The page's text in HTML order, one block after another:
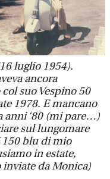
luglio 1954).
ancora
suo Vespino 50
1978. E mancano
anni ‘80 (mi pare…)
sul lungomare
150 blu di mio
in estate,
inviate da Monica)